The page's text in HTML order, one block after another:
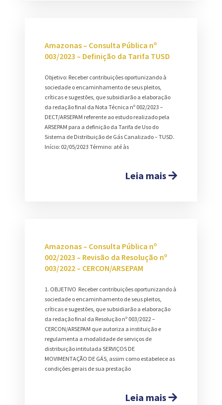
Amazonas – Consulta Pública nº
003/2023 – Definição da Tarifa TUSD
Objetivo: Receber contribuições oportunizando à
sociedade o encaminhamento de seus pleitos,
críticas e sugestões, que subsidiarão a elaboração
da redação final da Nota Técnica nº 002/2023 –
DECT/ARSEPAM referente ao estudo realizado pela
ARSEPAM para a definição da Tarifa de Uso do
Sistema de Distribuição de Gás Canalizado – TUSD.
Início: 02/05/2023 Término: até às
Leia mais
Amazonas – Consulta Pública nº
002/2023 – Revisão da Resolução nº
003/2022 – CERCON/ARSEPAM
1. OBJETIVO Receber contribuições oportunizando à
sociedade o encaminhamento de seus pleitos,
críticas e sugestões, que subsidiarão a elaboração
da redação final da Resolução nº 003/2022 –
CERCON/ARSEPAM que autoriza a instituição e
regulamenta a modalidade de serviços de
distribuição intitulada SERVIÇOS DE
MOVIMENTAÇÃO DE GÁS, assim como estabelece as
condições gerais de sua prestação
Leia mais